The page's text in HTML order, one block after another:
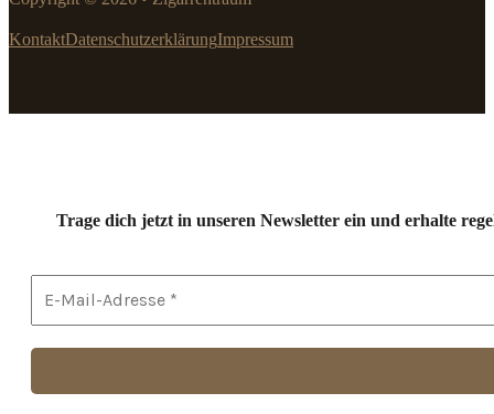
KontaktDatenschutzerklärungImpressum
Trage dich jetzt in unseren Newsletter ein und erhalte